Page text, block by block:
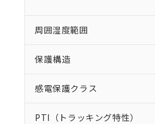
周囲湿度範囲
保護構造
感電保護クラス
PTI（トラッキング特性）